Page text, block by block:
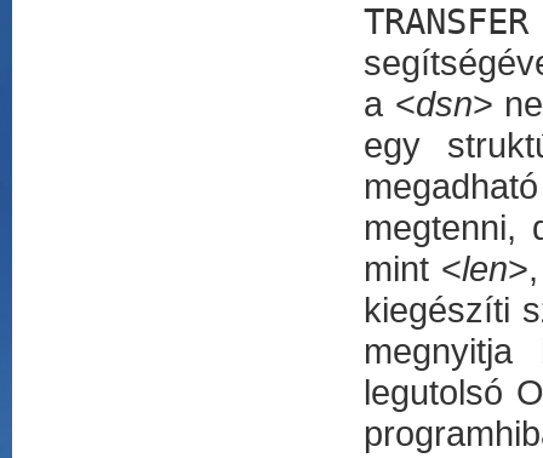
TRANSFER
a <dsn>
egy
megtenni,
mint <len
kiegészíti
legutolsó